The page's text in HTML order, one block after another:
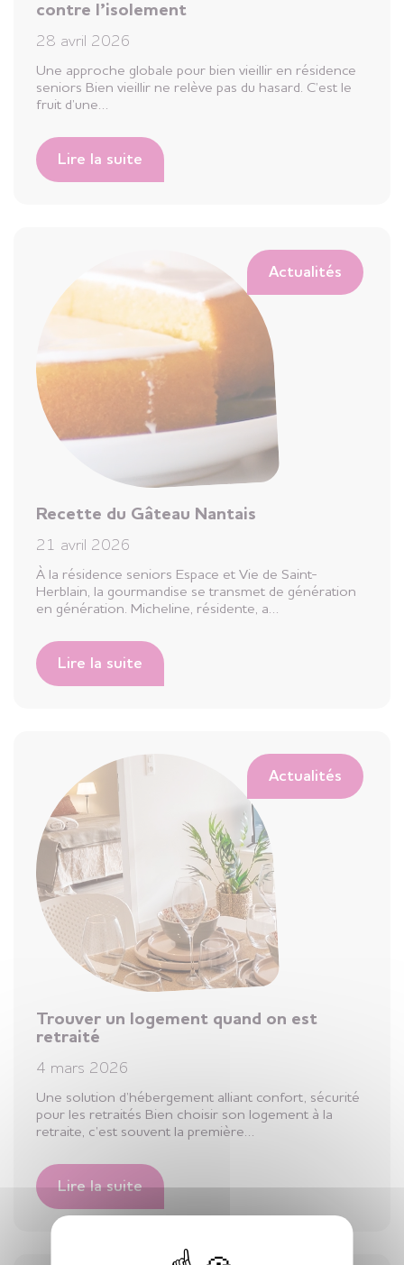
contre l’isolement
28 avril 2026
Une approche globale pour bien vieillir en résidence
seniors Bien vieillir ne relève pas du hasard. C’est le
fruit d’une…
Lire la suite
Actualités
Recette du Gâteau Nantais
21 avril 2026
À la résidence seniors Espace et Vie de Saint-
Herblain, la gourmandise se transmet de génération
en génération. Micheline, résidente, a…
Lire la suite
Actualités
Trouver un logement quand on est
retraité
4 mars 2026
Une solution d’hébergement alliant confort, sécurité
pour les retraités Bien choisir son logement à la
retraite, c’est souvent la première…
Lire la suite